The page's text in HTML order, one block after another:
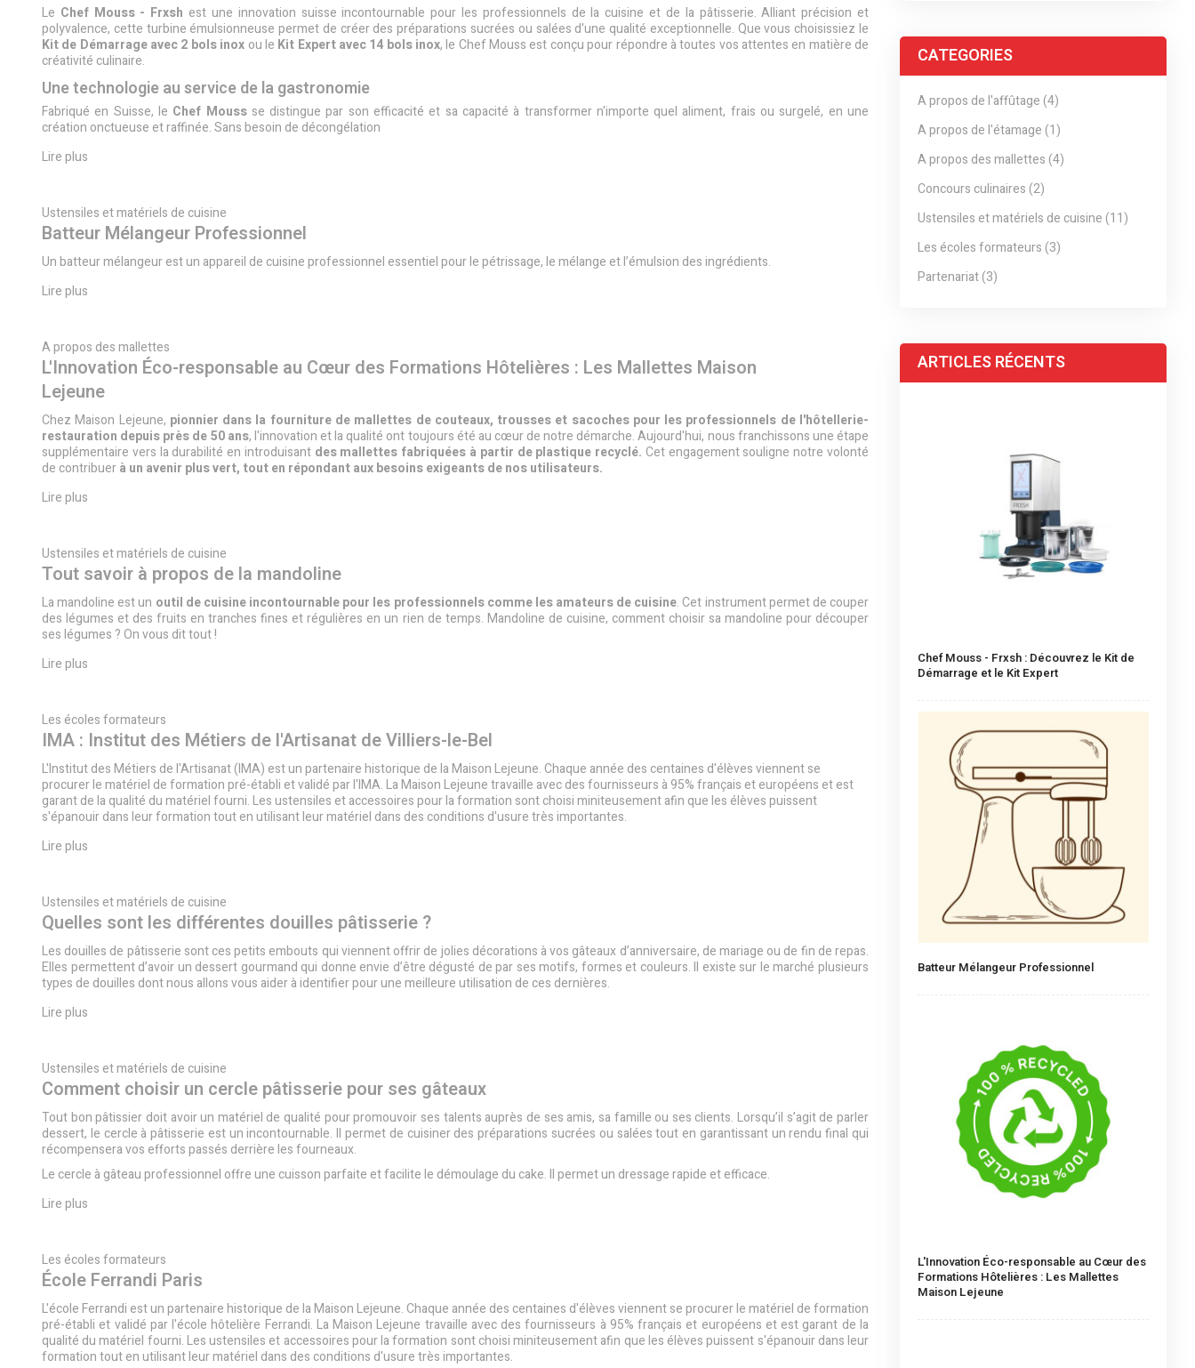
Le Chef Mouss - Frxsh est une innovation suisse incontournable pour les professionnels de la cuisine et de la pâtisserie. Alliant précision et
polyvalence, cette turbine émulsionneuse permet de créer des préparations sucrées ou salées d'une qualité exceptionnelle. Que vous choisissiez le
Kit de Démarrage avec 2 bols inox ou le Kit Expert avec 14 bols inox, le Chef Mouss est conçu pour répondre à toutes vos attentes en matière de
créativité culinaire.
Une technologie au service de la gastronomie
Fabriqué en Suisse, le Chef Moussse distingue par son efficacité et sa capacité à transformer n'importe quel aliment, frais ou surgelé, en une
création onctueuse et raffinée. Sans besoin de décongélation
Lire plus
Ustensiles et matériels de cuisine
Batteur Mélangeur Professionnel
Un batteur mélangeur est un appareil de cuisine professionnel essentiel pour le pétrissage, le mélange et l’émulsion des ingrédients.
Lire plus
A propos des mallettes
L'Innovation Éco-responsable au Cœur des Formations Hôtelières : Les Mallettes Maison
Lejeune
Chez Maison Lejeune, pionnier dans la fourniture de mallettes de couteaux, trousses et sacoches pour les professionnels de l'hôtellerie-
restauration depuis près de 50 ans, l'innovation et la qualité ont toujours été au cœur de notre démarche. Aujourd'hui, nous franchissons une étape
supplémentaire vers la durabilité en introduisant des mallettes fabriquées à partir de plastique recyclé. Cet engagement souligne notre volonté
de contribuerà un avenir plus vert, tout en répondant aux besoins exigeants de nos utilisateurs.
Lire plus
Ustensiles et matériels de cuisine
Tout savoir à propos de la mandoline
La mandoline est un outil de cuisine incontournable pour les professionnels comme les amateurs de cuisine. Cet instrument permet de couper
des légumes et des fruits en tranches fines et régulières en un rien de temps. Mandoline de cuisine, comment choisir sa mandoline pour découper
ses légumes ? On vous dit tout !
Lire plus
Les écoles formateurs
IMA : Institut des Métiers de l'Artisanat de Villiers-le-Bel
L'Institut des Métiers de l'Artisanat (IMA) est un partenaire historique de la Maison Lejeune. Chaque année des centaines d'élèves viennent se
procurer le matériel de formation pré-établi et validé par l'IMA. La Maison Lejeune travaille avec des fournisseurs à 95% français et européens et est
garant de la qualité du matériel fourni. Les ustensiles et accessoires pour la formation sont choisi miniteusement afin que les élèves puissent
s'épanouir dans leur formation tout en utilisant leur matériel dans des conditions d'usure très importantes.
Lire plus
Ustensiles et matériels de cuisine
Quelles sont les différentes douilles pâtisserie ?
Les douilles de pâtisserie sont ces petits embouts qui viennent offrir de jolies décorations à vos gâteaux d’anniversaire, de mariage ou de fin de repas.
Elles permettent d’avoir un dessert gourmand qui donne envie d’être dégusté de par ses motifs, formes et couleurs. Il existe sur le marché plusieurs
types de douilles dont nous allons vous aider à identifier pour une meilleure utilisation de ces dernières.
Lire plus
Ustensiles et matériels de cuisine
Comment choisir un cercle pâtisserie pour ses gâteaux
Tout bon pâtissier doit avoir un matériel de qualité pour promouvoir ses talents auprès de ses amis, sa famille ou ses clients. Lorsqu’il s’agit de parler
dessert, le cercle à pâtisserie est un incontournable. Il permet de cuisiner des préparations sucrées ou salées tout en garantissant un rendu final qui
récompensera vos efforts passés derrière les fourneaux.
Le cercle à gâteau professionnel offre une cuisson parfaite et facilite le démoulage du cake. Il permet un dressage rapide et efficace.
Lire plus
Les écoles formateurs
École Ferrandi Paris
L'école Ferrandi est un partenaire historique de la Maison Lejeune. Chaque année des centaines d'élèves viennent se procurer le matériel de formation
pré-établi et validé par l'école hôtelière Ferrandi. La Maison Lejeune travaille avec des fournisseurs à 95% français et européens et est garant de la
qualité du matériel fourni. Les ustensiles et accessoires pour la formation sont choisi miniteusement afin que les élèves puissent s'épanouir dans leur
formation tout en utilisant leur matériel dans des conditions d'usure très importantes.
CATEGORIES
A propos de l'affûtage (4)
A propos de l'étamage (1)
A propos des mallettes (4)
Concours culinaires (2)
Ustensiles et matériels de cuisine (11)
Les écoles formateurs (3)
Partenariat (3)
ARTICLES RÉCENTS
Chef Mouss - Frxsh : Découvrez le Kit de
Démarrage et le Kit Expert
Batteur Mélangeur Professionnel
L'Innovation Éco-responsable au Cœur des
Formations Hôtelières : Les Mallettes
Maison Lejeune